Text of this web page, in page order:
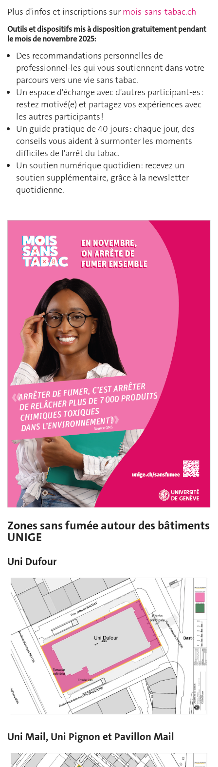
Plus d'infos et inscriptions sur mois-sans-tabac.ch
Outils et dispositifs mis à disposition gratuitement pendant
le mois de novembre 2025:
Des recommandations personnelles de
professionnel-les qui vous soutiennent dans votre
parcours vers une vie sans tabac.
Un espace d'échange avec d'autres participant-es :
restez motivé(e) et partagez vos expériences avec
les autres participants !
Un guide pratique de 40 jours : chaque jour, des
conseils vous aident à surmonter les moments
difficiles de l'arrêt du tabac.
Un soutien numérique quotidien : recevez un
soutien supplémentaire, grâce à la newsletter
quotidienne.
Zones sans fumée autour des bâtiments
UNIGE
Uni Dufour
Uni Mail, Uni Pignon et Pavillon Mail